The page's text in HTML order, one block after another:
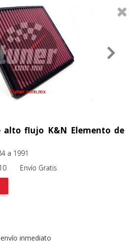
Filtros 0
alto flujo K&N Elemento de
a 1991
Envío Gratis
inmediato